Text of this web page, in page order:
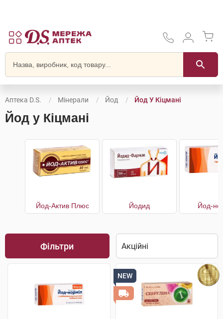
Аптека D.S. Мінерали Йод Йод У Кіцмані
Йод у Кіцмані
Йод-Актив Плюс Йодид Йод-
Фільтри
NEW